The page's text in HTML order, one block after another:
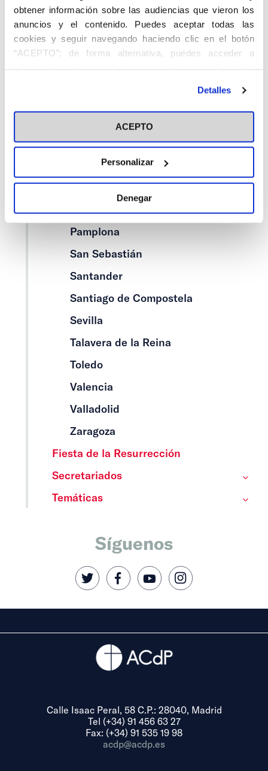
obtener información sobre las audiencias que vieron los
anuncios y el contenido. Puedes aceptar todas las
cookies y seguir navegando haciendo clic en el botón
“ACEPTO”; de forma alternativa, puedes acceder a
información más detallada y cambiar tus preferencias
en el botón "Personalizar". Para más información puedes
visitar nuestra Política de Cookies
Detalles
ACEPTO
Personalizar
Denegar
Bilbao
Cáceres
Cádiz
Jerez de la Frontera
Madrid
Málaga
Murcia
Pamplona
San Sebastián
Santander
Santiago de Compostela
Sevilla
Talavera de la Reina
Toledo
Valencia
Valladolid
Zaragoza
Fiesta de la Resurrección
Secretariados
Temáticas
Síguenos
Calle Isaac Peral, 58 C.P.: 28040, Madrid
Tel (+34) 91 456 63 27
Fax: (+34) 91 535 19 98
acdp@acdp.es